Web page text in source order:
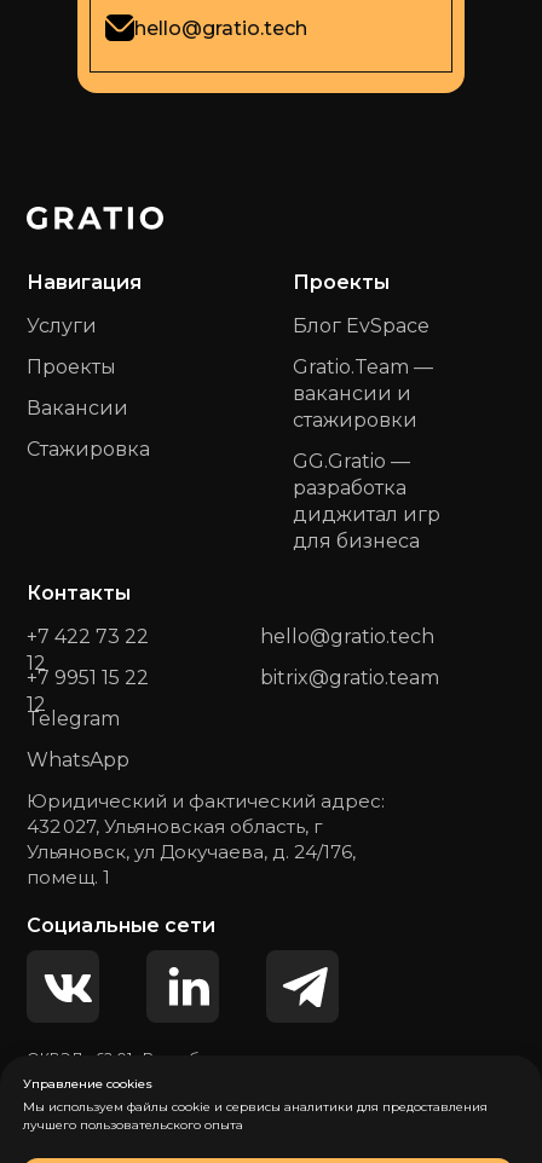
hello@gratio.tech
Политика обработки персональных данных
Юридический и фактический адрес:
432 027, Ульяновская область, г
Ульяновск, ул Докучаева, д. 24/176,
помещ. 1
Проекты
Навигация
WhatsApp
Telegram
+7 422 73 22
12
+7 9951 15 22
12
Контакты
Услуги
Стажировка
Вакансии
Проекты
GG.Gratio —
разработка
диджитал игр
для бизнеса
Gratio.Team —
вакансии и
стажировки
Блог EvSpace
Социальные сети
bitrix@gratio.team
hello@gratio.tech
ОКВЭД - 62.01 «Разработка компьютерного
программного обеспечения»
Управление cookies
Мы используем файлы cookie и сервисы аналитики для предоставления
лучшего пользовательского опыта